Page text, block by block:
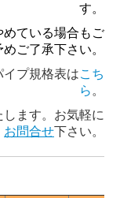
す。
めている場合もご
ご了承下さい。
プ規格表はこち
ら。
ます。お気軽に
お問合せ下さい。